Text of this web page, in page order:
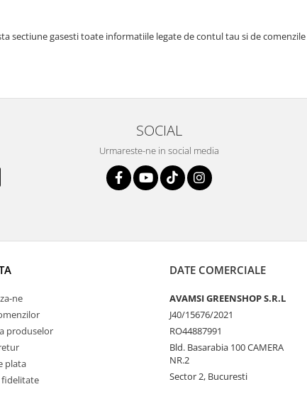
sectiune gasesti toate informatiile legate de contul tau si de
SOCIAL
Urmareste-ne in social media
ne
produselor
plata
fidelitate
DATE COMERCIALE
AVAMSI GREENSHOP S.R.L
J40/15676/2021
RO44887991
Bld. Basarabia 100 CAMERA
NR.2
Sector 2, Bucuresti